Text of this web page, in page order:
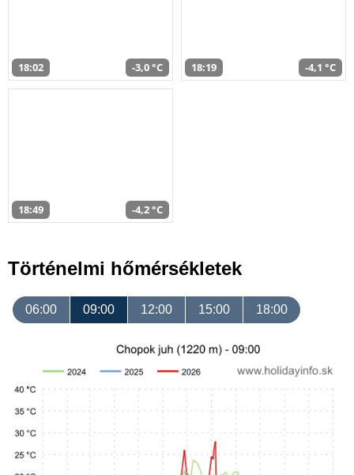
18:02 -3,0 °C 18:19 -4,1 °C
18:49 -4,2 °C
Történelmi hőmérsékletek
06:00 09:00 12:00 15:00 18:00